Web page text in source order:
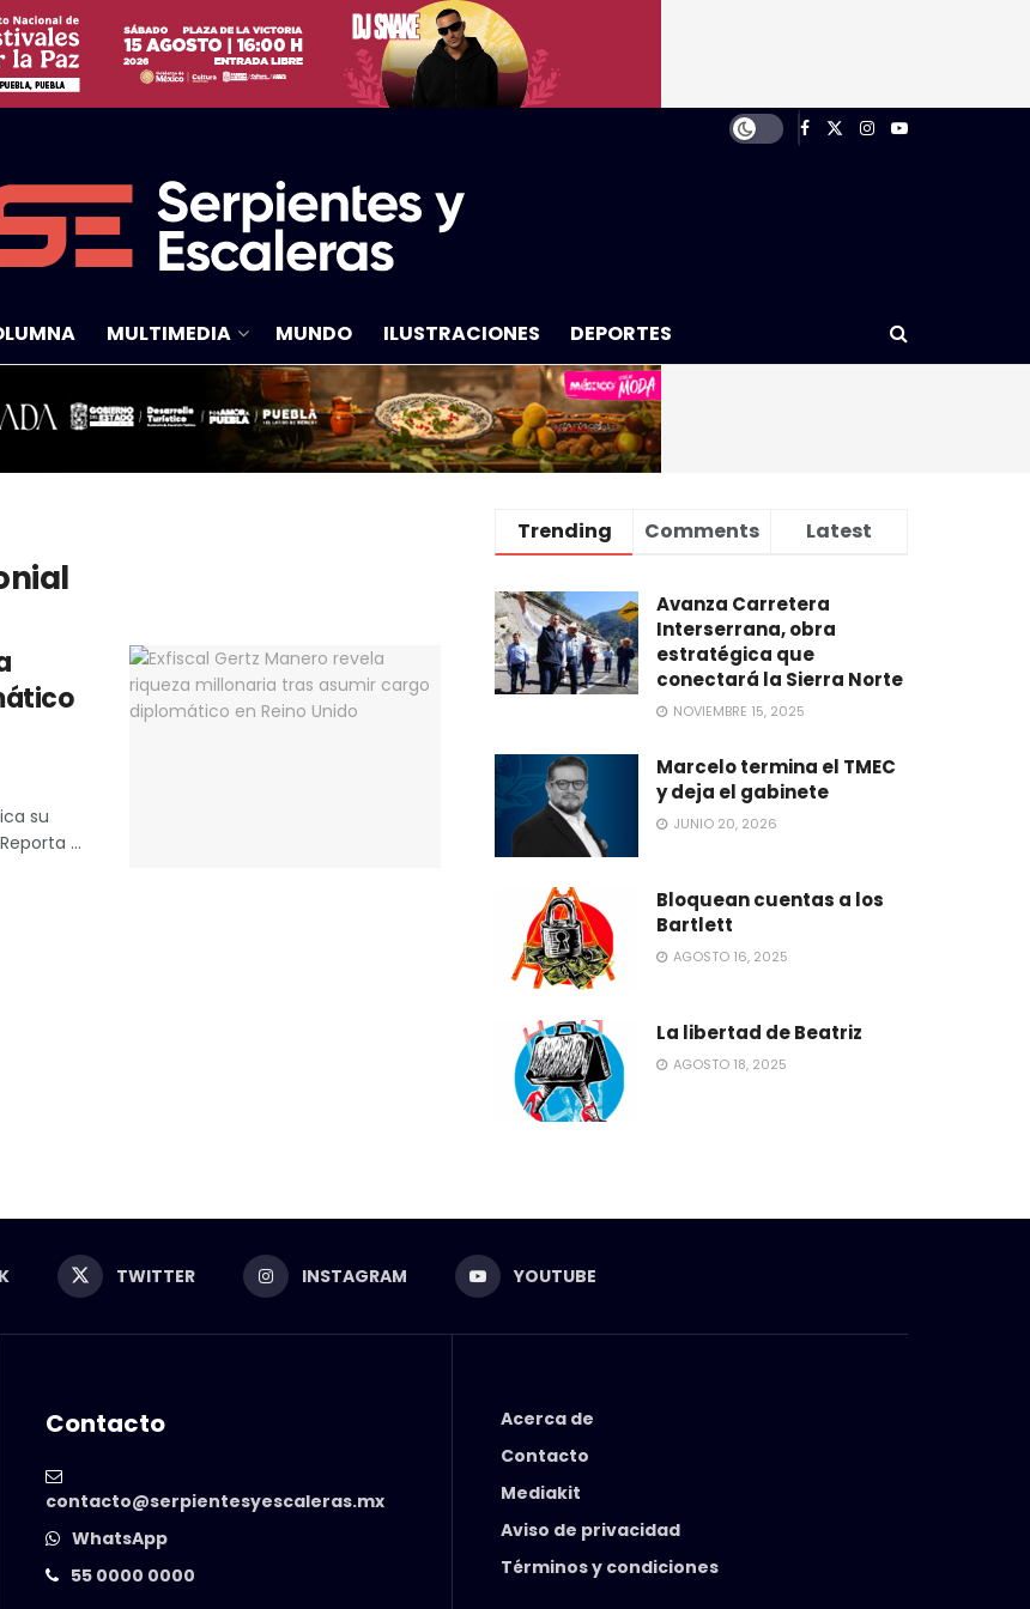
MULTIMEDIA MUNDO ILUSTRACIONES DEPORTES
su
...
Trending Comments Latest
Avanza Carretera
Interserrana, obra
estratégica que
conectará la Sierra Norte
NOVIEMBRE 15, 2025
Marcelo termina el TMEC
y deja el gabinete
JUNIO 20, 2026
Bloquean cuentas a los
Bartlett
AGOSTO 16, 2025
La libertad de Beatriz
AGOSTO 18, 2025
TWITTER INSTAGRAM YOUTUBE
Contacto
contacto@serpientesyescaleras.mx
WhatsApp
55 0000 0000
Acerca de
Contacto
Mediakit
Aviso de privacidad
Términos y condiciones